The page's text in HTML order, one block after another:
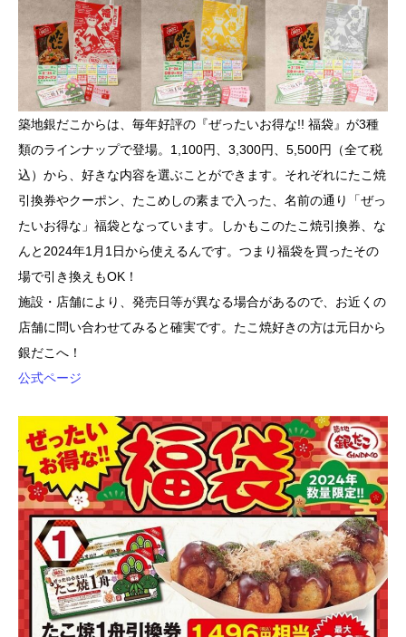
築地銀だこからは、毎年好評の『ぜったいお得な!! 福袋』が3種
類のラインナップで登場。1,100円、3,300円、5,500円（全て税
込）から、好きな内容を選ぶことができます。それぞれにたこ焼
引換券やクーポン、たこめしの素まで入った、名前の通り「ぜっ
たいお得な」福袋となっています。しかもこのたこ焼引換券、な
んと2024年1月1日から使えるんです。つまり福袋を買ったその
場で引き換えもOK！
施設・店舗により、発売日等が異なる場合があるので、お近くの
店舗に問い合わせてみると確実です。たこ焼好きの方は元日から
銀だこへ！
公式ページ